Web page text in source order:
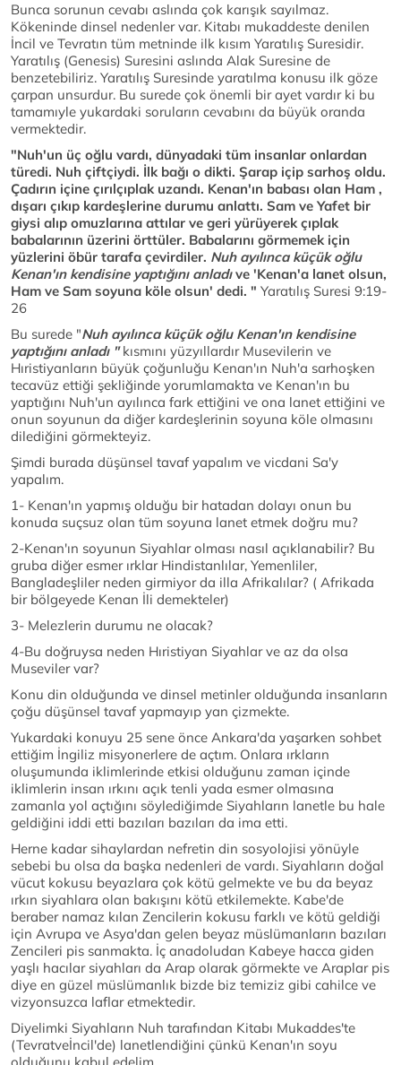
Bunca sorunun cevabı aslında çok karışık sayılmaz.
Kökeninde dinsel nedenler var. Kitabı mukaddeste denilen
İncil ve Tevratın tüm metninde ilk kısım Yaratılış Suresidir.
Yaratılış (Genesis) Suresini aslında Alak Suresine de
benzetebiliriz. Yaratılış Suresinde yaratılma konusu ilk göze
çarpan unsurdur. Bu surede çok önemli bir ayet vardır ki bu
tamamıyle yukardaki soruların cevabını da büyük oranda
vermektedir.
"Nuh'un üç oğlu vardı, dünyadaki tüm insanlar onlardan
türedi. Nuh çiftçiydi. İlk bağı o dikti. Şarap içip sarhoş oldu.
Çadırın içine çırılçıplak uzandı. Kenan'ın babası olan Ham ,
dışarı çıkıp kardeşlerine durumu anlattı. Sam ve Yafet bir
giysi alıp omuzlarına attılar ve geri yürüyerek çıplak
babalarının üzerini örttüler. Babalarını görmemek için
yüzlerini öbür tarafa çevirdiler. Nuh ayılınca küçük oğlu
Kenan'ın kendisine yaptığını anladıve 'Kenan'a lanet olsun,
Ham ve Sam soyuna köle olsun' dedi. " Yaratılış Suresi 9:19-
26
Bu surede "Nuh ayılınca küçük oğlu Kenan'ın kendisine
yaptığını anladı "kısmını yüzyıllardır Musevilerin ve
Hıristiyanların büyük çoğunluğu Kenan'ın Nuh'a sarhoşken
tecavüz ettiği şekliğinde yorumlamakta ve Kenan'ın bu
yaptığını Nuh'un ayılınca fark ettiğini ve ona lanet ettiğini ve
onun soyunun da diğer kardeşlerinin soyuna köle olmasını
dilediğini görmekteyiz.
Şimdi burada düşünsel tavaf yapalım ve vicdani Sa'y
yapalım.
1- Kenan'ın yapmış olduğu bir hatadan dolayı onun bu
konuda suçsuz olan tüm soyuna lanet etmek doğru mu?
2-Kenan'ın soyunun Siyahlar olması nasıl açıklanabilir? Bu
gruba diğer esmer ırklar Hindistanlılar, Yemenliler,
Bangladeşliler neden girmiyor da illa Afrikalılar? ( Afrikada
bir bölgeyede Kenan İli demekteler)
3- Melezlerin durumu ne olacak?
4-Bu doğruysa neden Hıristiyan Siyahlar ve az da olsa
Museviler var?
Konu din olduğunda ve dinsel metinler olduğunda insanların
çoğu düşünsel tavaf yapmayıp yan çizmekte.
Yukardaki konuyu 25 sene önce Ankara'da yaşarken sohbet
ettiğim İngiliz misyonerlere de açtım. Onlara ırkların
oluşumunda iklimlerinde etkisi olduğunu zaman içinde
iklimlerin insan ırkını açık tenli yada esmer olmasına
zamanla yol açtığını söylediğimde Siyahların lanetle bu hale
geldiğini iddi etti bazıları bazıları da ima etti.
Herne kadar sihaylardan nefretin din sosyolojisi yönüyle
sebebi bu olsa da başka nedenleri de vardı. Siyahların doğal
vücut kokusu beyazlara çok kötü gelmekte ve bu da beyaz
ırkın siyahlara olan bakışını kötü etkilemekte. Kabe'de
beraber namaz kılan Zencilerin kokusu farklı ve kötü geldiği
için Avrupa ve Asya'dan gelen beyaz müslümanların bazıları
Zencileri pis sanmakta. İç anadoludan Kabeye hacca giden
yaşlı hacılar siyahları da Arap olarak görmekte ve Araplar pis
diye en güzel müslümanlık bizde biz temiziz gibi cahilce ve
vizyonsuzca laflar etmektedir.
Diyelimki Siyahların Nuh tarafından Kitabı Mukaddes'te
(Tevratveİncil'de) lanetlendiğini çünkü Kenan'ın soyu